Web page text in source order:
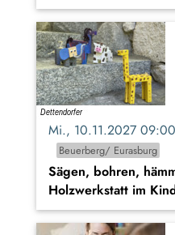
Mi., 10.11.2027
Beuerberg/ Eurasburg
Sägen, bohren,
Holzwerkstatt im